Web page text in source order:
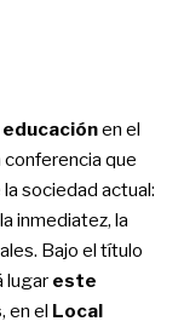
educaciónen el
que
sociedad actual:
inmediatez, la
Bajo el título
lugar este
, en el Local